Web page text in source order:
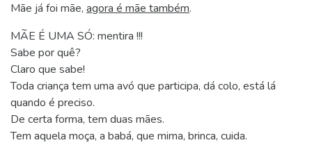
Mãe já foi mãe, agora é mãe também.
MÃE É UMA SÓ: mentira !!!
Sabe por quê?
Claro que sabe!
Toda criança tem uma avó que participa, dá colo, está lá
quando é preciso.
De certa forma, tem duas mães.
Tem aquela moça, a babá, que mima, brinca, cuida.